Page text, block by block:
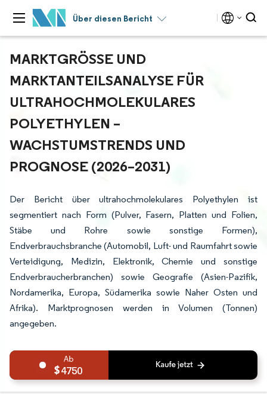
Über diesen Bericht
MARKTGRÖSSE UND M
ARKTANTEILSANALYSE FÜR U
LTRAHOCHMOLEKULARES P
OLYETHYLEN – W
ACHSTUMSTRENDS UND P
ROGNOSE (2026–2031)
Der Bericht über ultrahochmolekulares Polyethylen ist
segmentiert nach Form (Pulver, Fasern, Platten und Folien,
Stäbe und Rohre sowie sonstige Formen),
Endverbrauchsbranche (Automobil, Luft- und Raumfahrt sowie
Verteidigung, Medizin, Elektronik, Chemie und sonstige
Endverbraucherbranchen) sowie Geografie (Asien-Pazifik,
Nordamerika, Europa, Südamerika sowie Naher Osten und
Afrika). Marktprognosen werden in Volumen (Tonnen)
angegeben.
4750